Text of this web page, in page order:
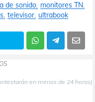
de sonido monitores TN
televisor ultrabook
en menos de 24 horas)